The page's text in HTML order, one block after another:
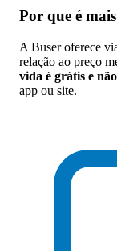
Por que é
A Buser oferece
relação ao preço
vida é grátis e
app ou site.